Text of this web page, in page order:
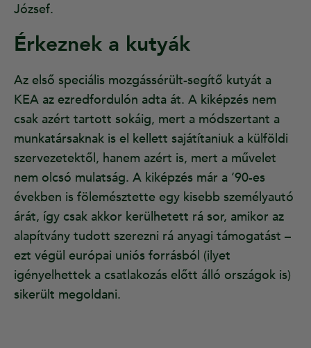
József.
Érkeznek a kutyák
Az első speciális mozgássérült-segítő kutyát a
KEA az ezredfordulón adta át. A kiképzés nem
csak azért tartott sokáig, mert a módszertant a
munkatársaknak is el kellett sajátítaniuk a külföldi
szervezetektől, hanem azért is, mert a művelet
nem olcsó mulatság. A kiképzés már a ’90-es
években is fölemésztette egy kisebb személyautó
árát, így csak akkor kerülhetett rá sor, amikor az
alapítvány tudott szerezni rá anyagi támogatást –
ezt végül európai uniós forrásból (ilyet
igényelhettek a csatlakozás előtt álló országok is)
sikerült megoldani.